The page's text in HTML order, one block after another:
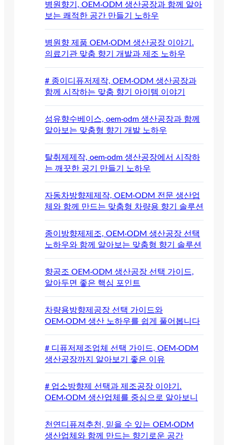
병원향기, OEM·ODM 생산공장과 함께 알아
보는 쾌적한 공간 만들기 노하우
병원향 제품 OEM·ODM 생산공장 이야기.
의료기관 맞춤 향기 개발과 제조 노하우
# 종이디퓨저제작, OEM·ODM 생산공장과
함께 시작하는 맞춤 향기 아이템 이야기
섬유향수베이스, oem·odm 생산공장과 함께
알아보는 맞춤형 향기 개발 노하우
탈취제제작, oem·odm 생산공장에서 시작하
는 깨끗한 공기 만들기 노하우
자동차방향제제작, OEM·ODM 전문 생산업
체와 함께 만드는 맞춤형 차량용 향기 솔루션
종이방향제제조, OEM·ODM 생산공장 선택
노하우와 함께 알아보는 맞춤형 향기 솔루션
향공조 OEM·ODM 생산공장 선택 가이드,
알아두면 좋은 핵심 포인트
차량용방향제공장 선택 가이드와
OEM·ODM 생산 노하우를 쉽게 풀어봅니다
# 디퓨저제조업체 선택 가이드, OEM·ODM
생산공장까지 알아보기 좋은 이유
# 업소방향제 선택과 제조공장 이야기.
OEM·ODM 생산업체를 중심으로 알아보니
천연디퓨져추천, 믿을 수 있는 OEM·ODM
생산업체와 함께 만드는 향기로운 공간